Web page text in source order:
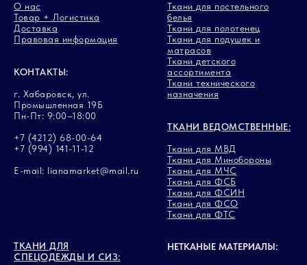
О нас
Товар + Логистика
Доставка
Правовая информация
КОНТАКТЫ:
г. Хабаровск, ул.
Промышленная 19Б
Пн-Пт: 9:00–18:00
+7 (4212) 68-00-64
+7 (994) 141-11-12
E-mail: lianamarket@mail.ru
Ткани для постельного
белья
Ткани для полотенец
Ткани для подушек и
матрасов
Ткани детского
ассортимента
Ткани технического
назначения
ТКАНИ ВЕДОМСТВЕННЫЕ:
Ткани для МВД
Ткани для Минобороны
Ткани для МЧС
Ткани для ФСБ
Ткани для ФСИН
Ткани для ФСО
Ткани для ФТС
ТКАНИ ДЛЯ
СПЕЦОДЕЖДЫ И СИЗ:
НЕТКАНЫЕ МАТЕРИАЛЫ: